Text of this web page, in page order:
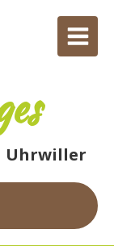
Uhrwiller